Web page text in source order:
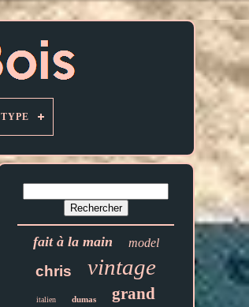
TYPE
fait à la main model
chris vintage
italien dumas grand